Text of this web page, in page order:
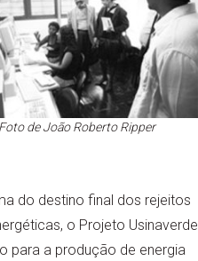
Foto de João Roberto Ripper
do destino final dos rejeitos
o Projeto Usinaverde
para a produção de energia